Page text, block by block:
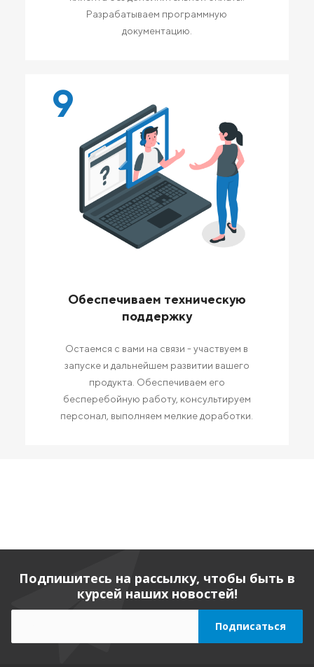
Разрабатываем программную
документацию.
9
Обеспечиваем техническую
поддержку
Остаемся с вами на связи - участвуем в
запуске и дальнейшем развитии вашего
продукта. Обеспечиваем его
бесперебойную работу, консультируем
персонал, выполняем мелкие доработки.
Подпишитесь на рассылку, чтобы быть в
курсей наших новостей!